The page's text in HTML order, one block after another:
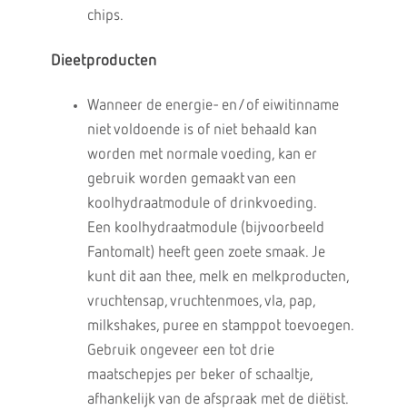
chips.
Dieetproducten
Wanneer de energie- en/of eiwitinname
niet voldoende is of niet behaald kan
worden met normale voeding, kan er
gebruik worden gemaakt van een
koolhydraatmodule of drinkvoeding.
Een koolhydraatmodule (bijvoorbeeld
Fantomalt) heeft geen zoete smaak. Je
kunt dit aan thee, melk en melkproducten,
vruchtensap, vruchtenmoes, vla, pap,
milkshakes, puree en stamppot toevoegen.
Gebruik ongeveer een tot drie
maatschepjes per beker of schaaltje,
afhankelijk van de afspraak met de diëtist.